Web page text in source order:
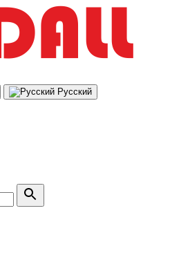
Русский